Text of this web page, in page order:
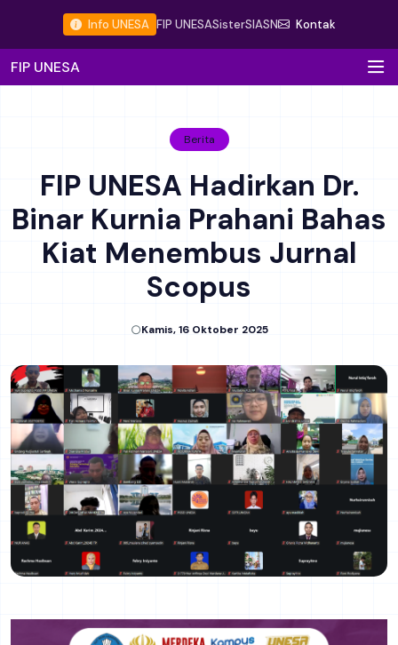
Info UNESA FIP UNESASisterSIASN Kontak
FIP UNESA
Berita
FIP UNESA Hadirkan Dr.
Binar Kurnia Prahani Bahas
Kiat Menembus Jurnal
Scopus
Kamis, 16 Oktober 2025